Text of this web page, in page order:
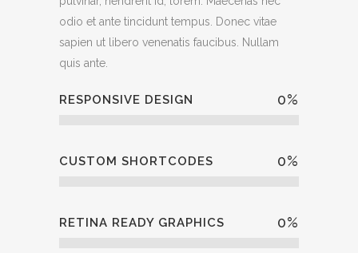
odio et ante tincidunt tempus. Donec vitae
sapien ut libero venenatis faucibus. Nullam
quis ante.
RESPONSIVE DESIGN 0%
CUSTOM SHORTCODES 0%
RETINA READY GRAPHICS 0%